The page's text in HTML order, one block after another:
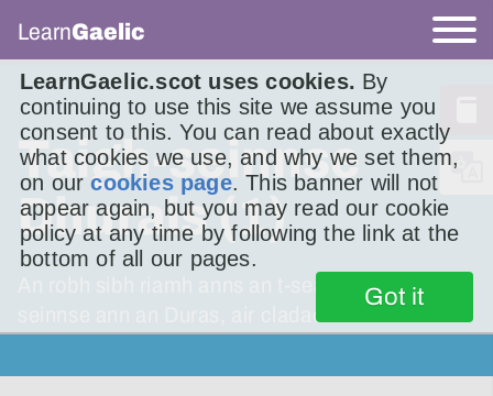
LearnGaelic.scot uses cookies. By
continuing to use this site we assume you
consent to this. You can read about exactly
what cookies we use, and why we set them,
on ourcookies page. This banner will not
appear again, but you may read our cookie
policy at any time by following the link at the
bottom of all our pages.
Got it
LearnGaelic
Taigh-seinnse
Dhurais (1)
An robh sibh riamh anns an t-seann taigh-
seinnse ann an Duras, air cladach Loch Nis?